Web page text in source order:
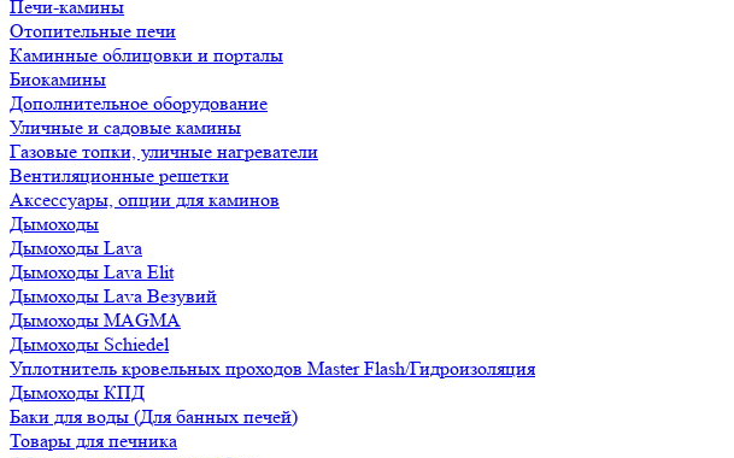
Печи-камины
Отопительные печи
Каминные облицовки и порталы
Биокамины
Дополнительное оборудование
Уличные и садовые камины
Газовые топки, уличные нагреватели
Вентиляционные решетки
Аксессуары, опции для каминов
Дымоходы
Дымоходы Lava
Дымоходы Lava Elit
Дымоходы Lava Везувий
Дымоходы MAGMA
Дымоходы Schiedel
Уплотнитель кровельных проходов Master Flash/Гидроизоляция
Дымоходы КПД
Баки для воды (Для банных печей)
Товары для печника